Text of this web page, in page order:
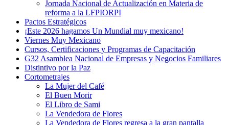
Jornada Nacional de Actualización en Materia de
reforma a la LFPIORPI
Pactos Estratégicos
¡Este 2026 hagamos Un Mundial muy mexicano!
Viernes Muy Mexicano
Cursos, Certificaciones y Programas de Capacitación
G32 Asamblea Nacional de Empresas y Negocios Familiares
Distintivo por la Paz
Cortometrajes
La Mujer del Café
El Buen Morir
El Libro de Sami
La Vendedora de Flores
La Vendedora de Flores regresa a la gran pantalla